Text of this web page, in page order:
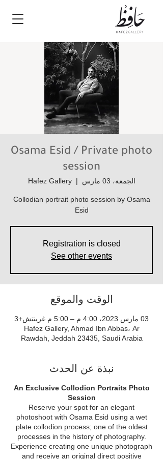
Osama Esid / Private photo
session
الجمعة، 03 مارس
  |
Hafez Gallery
Collodian portrait photo session by Osama
Esid
Registration is closed
See other events
الوقت والموقع
03 مارس 2023، 4:00 م – 5:00 م غرينتش+3
Hafez Gallery, Ahmad Ibn Abbas، Ar
Rawdah, Jeddah 23435, Saudi Arabia
نبذة عن الحدث
An Exclusive Collodion Portraits Photo
Session
Reserve your spot for an elegant
photoshoot with Osama Esid using a wet
plate collodion process; one of the oldest
processes in the history of photography.
Experience creating one unique photograph
and receive an original direct positive